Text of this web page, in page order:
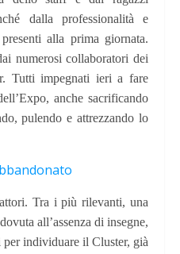
dalla professionalità e
alla prima giornata.
numerosi collaboratori dei
Tutti impegnati ieri a fare
anche sacrificando
pulendo e attrezzando lo
Tra i più rilevanti, una
all’assenza di insegne,
individuare il Cluster, già